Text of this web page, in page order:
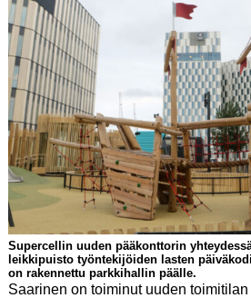
Supercellin uuden pääkonttorin
leikkipuisto työntekijöiden lasten
on rakennettu parkkihallin päälle.
Saarinen on toiminut uuden